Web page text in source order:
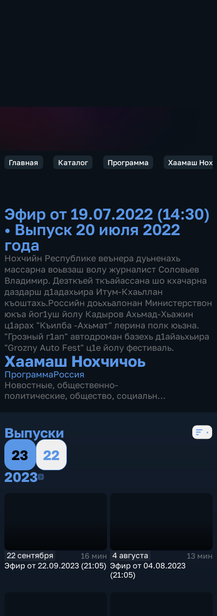
Главная Каталог Программа Хаамаш
Эфир от 19.07.2022 (14:30)
• Выпуск 20 июля 2022
года
Нохчийн Республике веънера дуьненахь
массарна воьвзаш волу журналист Соловьев
Владимир. Дезткъей ткъайассана шо кхачарна
даздарш д1адахьира Итум-Кхаьллан
къоштахь.Российн доьхьалонан Министерствон
юкъа йог1уш йолу Кадыров Ахьмад-Хьажин
ц1арах "Къилба -Ахьмат" лерина полк юьзна.
"Грозный г1ап" автодроман базехь д1айаьхьира
"Grozny Auto Fest" ц1е йолу фестиваль.
Хаамаш Нохчичоь
ПрограммаРоссия
Новостные, общественно-
политические, общество, социально-
Выпуски
23
22
20232023
22 сентября
16 мин
Эфир от 22.09.2023 (21:05)
4 августа
13 мин
Эфир от 04.08.2023
(21:05)